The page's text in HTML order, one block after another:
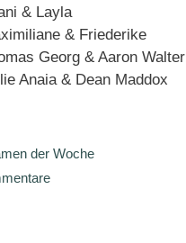
& Layla
& Friederike
Georg & Aaron Walter
Anaia & Dean Maddox
der Woche